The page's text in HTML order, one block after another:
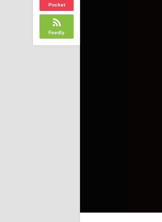
Pocket
Feedly